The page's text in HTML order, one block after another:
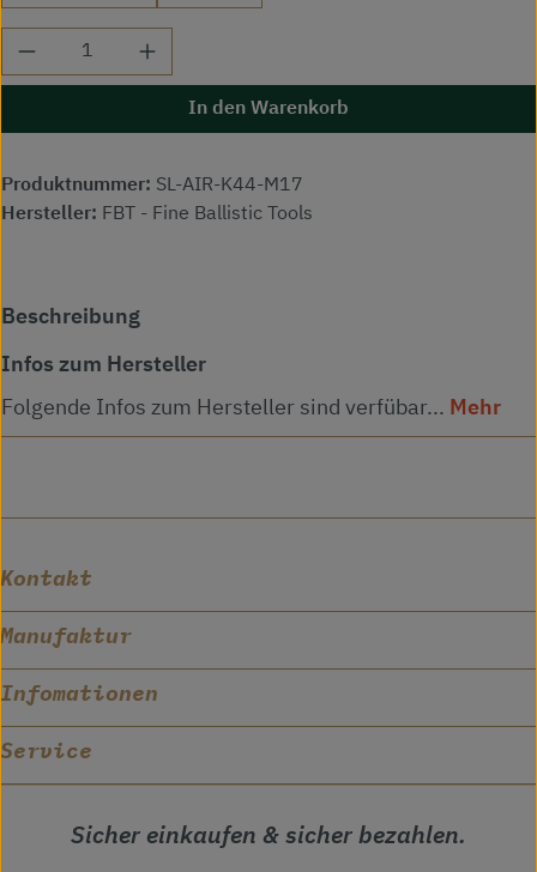
Produkt Anzahl: Gib den gewünschten
In den Warenkorb
Produktnummer: SL-AIR-K44-M17
Hersteller: FBT - Fine Ballistic Tools
Beschreibung
Infos zum Hersteller
Folgende Infos zum Hersteller sind verfübar... Mehr
Kontakt
Manufaktur
Infomationen
Service
Sicher einkaufen & sicher bezahlen.